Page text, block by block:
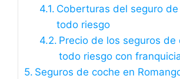
Coberturas del seguro
todo riesgo
Precio de los seguros de
todo riesgo con
Seguros de coche en